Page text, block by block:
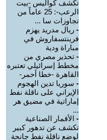
تكشف كواليس -بيت
الرعب-: 25 عاماً من
تجاوزات سا ...
- ريال مدريد يهزم
فرينتسفاروش في
مباراة ودية
- تحذير مصري من
مخطط إسرائيلي تعتبره
القاهرة -خطا أحمر-
- سوريا تدين الهجوم
الإيراني على ناقلة نفط
إماراتية في مضيق هر
...
- الأقمار الصناعية
تكشف عن تدهور كبير
لوضع ناقلة نفط جانحة